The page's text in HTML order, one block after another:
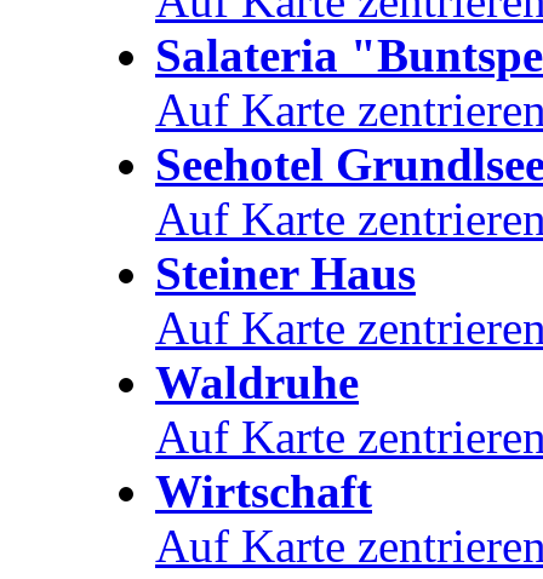
Salateria
Auf Karte
Seehotel
Auf Karte
Steiner Haus
Auf Karte
Waldruhe
Auf Karte
Wirtschaft
Auf Karte